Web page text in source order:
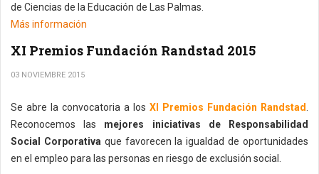
de Ciencias de la Educación de Las Palmas.
Más información
XI Premios Fundación Randstad 2015
03 NOVIEMBRE 2015
Se abre la convocatoria a los XI Premios Fundación Randstad
Reconocemos las mejores iniciativas de Responsabilidad
Social Corporativa que favorecen la igualdad de oportunidades
en el empleo para las personas en riesgo de exclusión social.